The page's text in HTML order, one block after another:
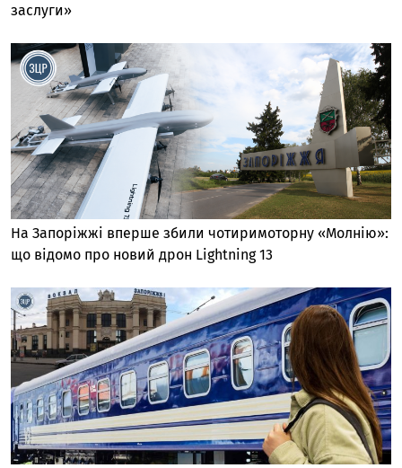
заслуги»
На Запоріжжі вперше збили чотиримоторну «Молнію»:
що відомо про новий дрон Lightning 13